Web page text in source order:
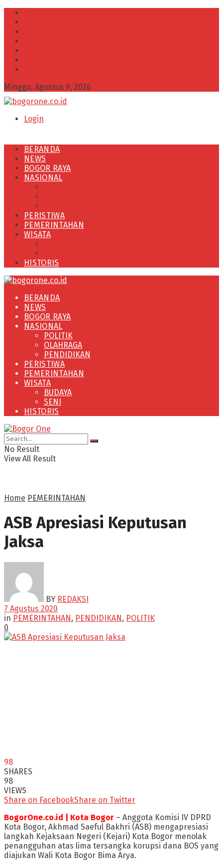
Minggu, Agustus 9, 2026
Login
BERANDA
NEWS
BOGOR RAYA
NASIONAL
PERISTIWA
PEMERINTAHAN
WISATA
HISTORIS
BERANDA
NEWS
BOGOR RAYA
NASIONAL
POLITIK
OLAHRAGA
PENDIDIKAN
PERISTIWA
PEMERINTAHAN
WISATA
BUDAYA
SENI
HISTORIS
No Result
View All Result
Home PEMERINTAHAN
ASB Apresiasi Keputusan
Jaksa
BY REDAKSI
7 Agustus 2020
in PEMERINTAHAN, PENDIDIKAN, POLITIK
0
98
SHARES
98
VIEWS
Share on FacebookShare on Twitter
BogorOne.co.id | Kota Bogor – Anggota Komisi IV DPRD
Kota Bogor, Akhmad Saeful Bakhri (ASB) mengapresiasi
langkah Kejaksaan Negeri (Kejari) Kota Bogor menolak
penangguhan atas lima tersangka korupsi dana BOS yang
diajukan Wali Kota Bogor Bima Arya.